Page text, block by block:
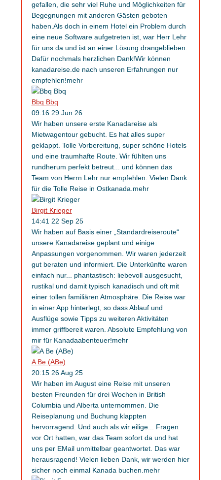
gefallen, die sehr viel Ruhe und Möglichkeiten für
Begegnungen mit anderen Gästen geboten
haben.Als doch in einem Hotel ein Problem durch
eine neue Software aufgetreten ist, war Herr Lehr
für uns da und ist an einer Lösung drangeblieben.
Dafür nochmals herzlichen Dank!Wir können
kanadareise.de nach unseren Erfahrungen nur
empfehlen!mehr
Bbq Bbq
09:16 29 Jun 26
Wir haben unsere erste Kanadareise als
Mietwagentour gebucht. Es hat alles super
geklappt. Tolle Vorbereitung, super schöne Hotels
und eine traumhafte Route. Wir fühlten uns
rundherum perfekt betreut... und können das
Team von Herrn Lehr nur empfehlen. Vielen Dank
für die Tolle Reise in Ostkanada.mehr
Birgit Krieger
14:41 22 Sep 25
Wir haben auf Basis einer „Standardreiseroute“
unsere Kanadareise geplant und einige
Anpassungen vorgenommen. Wir waren jederzeit
gut beraten und informiert. Die Unterkünfte waren
einfach nur... phantastisch: liebevoll ausgesucht,
rustikal und damit typisch kanadisch und oft mit
einer tollen familiären Atmosphäre. Die Reise war
in einer App hinterlegt, so dass Ablauf und
Ausflüge sowie Tipps zu weiteren Aktivitäten
immer griffbereit waren. Absolute Empfehlung von
mir für Kanadaabenteuer!mehr
A Be (ABe)
20:15 26 Aug 25
Wir haben im August eine Reise mit unseren
besten Freunden für drei Wochen in British
Columbia und Alberta unternommen. Die
Reiseplanung und Buchung klappten
hervorragend. Und auch als wir eilige... Fragen
vor Ort hatten, war das Team sofort da und hat
uns per EMail unmittelbar geantwortet. Das war
herausragend! Vielen lieben Dank, wir werden hier
sicher noch einmal Kanada buchen.mehr